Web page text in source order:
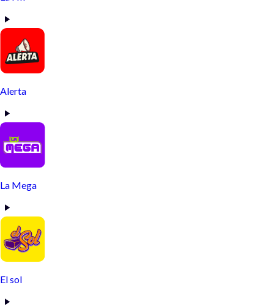
Alerta
La Mega
El sol